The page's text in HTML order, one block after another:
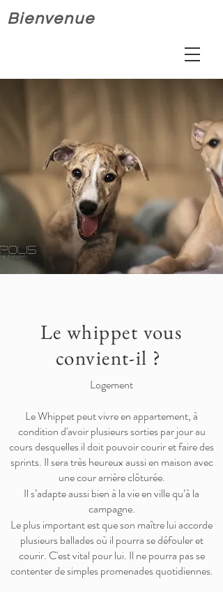
Bienvenue
Le whippet vous
convient-il ?
Logement
Le Whippet peut vivre en appartement, à
condition d'avoir plusieurs sorties par jour au
cours desquelles il doit pouvoir courir et faire des
sprints. Il sera très heureux aussi en maison avec
une cour arrière clôturée.
Il s’adapte aussi bien à la vie en ville qu’à la
campagne.
Le plus important est que son maître lui accorde
plusieurs ballades où il pourra se défouler et
courir. C'est vital pour lui. Il ne pourra pas se
contenter de simples promenades quotidiennes.